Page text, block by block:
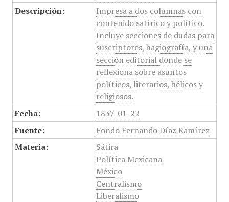
Descripción:
Impresa a dos columnas con
contenido satírico y político.
Incluye secciones de dudas para
suscriptores, hagiografía, y una
sección editorial donde se
reflexiona sobre asuntos
políticos, literarios, bélicos y
religiosos.
Fecha:
1837-01-22
Fuente:
Fondo Fernando Díaz Ramírez
Materia:
Sátira
Política Mexicana
México
Centralismo
Liberalismo